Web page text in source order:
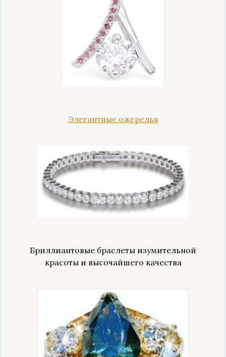
Элегантные ожерелья
Бриллиантовые браслеты изумительной
красоты и высочайшего качества